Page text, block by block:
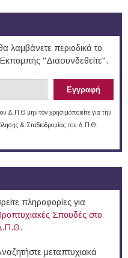
λαμβάνετε περιοδικά το
"Διασυνδεθείτε".
Δ.Π.Θ μην τον χρησιμοποιείτε για την
& Σταδιοδρομίας του Δ.Π.Θ.
πληροφορίες για
Σπουδές στο
μεταπτυχιακά